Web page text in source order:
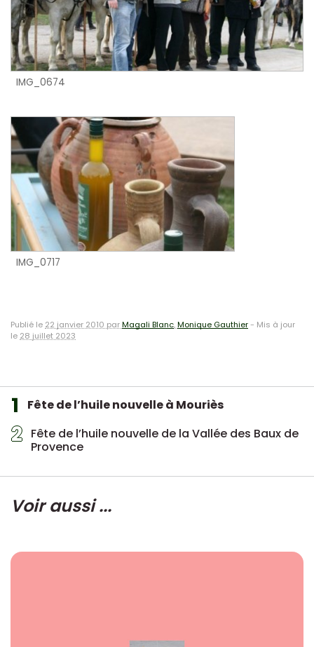
1 Fête de l’huile nouvelle à Mouriès
2 Fête de l’huile nouvelle de la Vallée des Baux de
Provence
IMG_0674
IMG_0717
Publié le 22 janvier 2010 parMagali Blanc,Monique Gauthier- Mis à jour
le 28 juillet 2023
Voir aussi ...